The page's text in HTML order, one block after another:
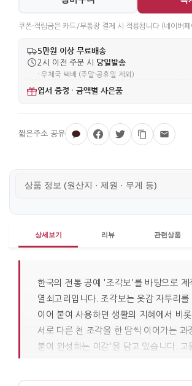
쿠폰·적립금은 카드/무통장 결제 시 적용됩니다 (네이버페
5만원 이상 무료배송
2시 이전 주문 시 당일발송
· 우체국 택배 (주말·공휴일 제외)
엽서 증정 · 금액별 사은품
상품 정보 (원산지 · 제원 · 무게 등)
상세보기 리뷰 관련상품
한국의 전통 공예 '조각보'를 바탕으로 제
열쇠고리입니다. 조각보는 옷감 자투리를
이어 붙여 사용하던 생활의 지혜에서 비롯
서로 다른 천 조각을 한 땀씩 이어가는 과
붙여 완성하는 미감'을 담고 있습니다. 고
성별과 연령을 가리지 않고 일상 소지품